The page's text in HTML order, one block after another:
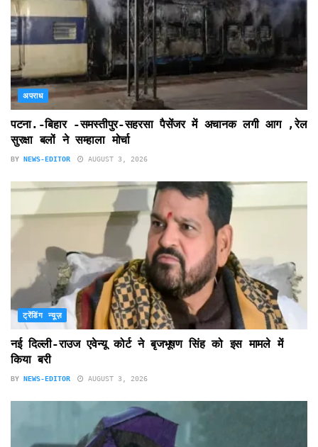
अपराध
पटना.-बिहार -समस्तीपुर-सहरसा पैसेंजर में अचानक लगी आग ,रेल
सुरक्षा बलों ने सम्हाला मोर्चा
BY NEWS-EDITOR AUGUST 3, 2026
ट्रेंडिंग न्यूज़
नई दिल्ली-राउज एवेन्यू कोर्ट ने बृजभूषण सिंह को इस मामले में
किया बरी
BY NEWS-EDITOR AUGUST 3, 2026